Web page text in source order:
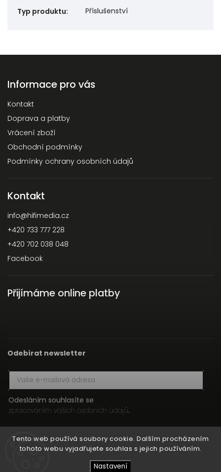
Tento web používá soubory cookie. Dalším procházením
tohoto webu vyjadřujete souhlas s jejich používáním.
Nastavení
Typ produktu: Příslušenství
Informace pro vás
Kontakt
Doprava a platby
Vrácení zboží
Obchodní podmínky
Podmínky ochrany osobních údajů
Kontakt
info@hifimedia.cz
+420 733 777 228
+420 702 038 048
Facebook
Přijímáme online platby
Odebírat newsletter
Odesláním souhlasíte se
zpracováním vašich osobních údajů.